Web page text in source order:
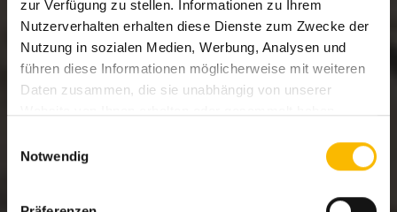
zur Verfügung zu stellen. Informationen zu Ihrem
Nutzerverhalten erhalten diese Dienste zum Zwecke der
Nutzung in sozialen Medien, Werbung, Analysen und
führen diese Informationen möglicherweise mit weiteren
Daten zusammen, die sie unabhängig von unserer
Details im Cookie-Consent-Tool ersehen.
Einwilligung (Art. 6 Abs. 1 lit. a DSGVO i.V.m. § 25
Notwendig